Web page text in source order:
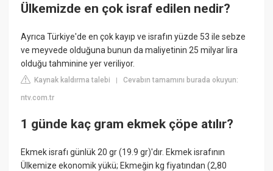
Ülkemizde en çok israf edilen nedir?
Ayrıca Türkiye'de en çok kayıp ve israfın yüzde 53 ile sebze
ve meyvede olduğuna bunun da maliyetinin 25 milyar lira
olduğu tahminine yer veriliyor.
Kaynak kaldırma talebi |Cevabın tamamını burada okuyun:
ntv.com.tr
1 günde kaç gram ekmek çöpe atılır?
Ekmek israfı günlük 20 gr (19.9 gr)'dır. Ekmek israfının
Ülkemize ekonomik yükü; Ekmeğin kg fiyatından (2,80